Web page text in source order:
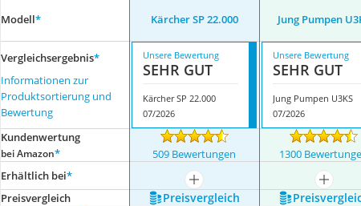
Modell* Kärcher SP 22.000 Jung Pumpen
Vergleichsergebnis*
Informationen zur
Produktsortierung und
Bewertung
Unsere Bewertung
SEHR GUT
Kärcher SP 22.000
07/2026
Unsere Bewertung
SEHR GUT
Jung Pumpen U3KS
07/2026
Kundenwertung
bei Amazon* 509 Bewertungen 1300
Erhältlich bei*
mehr anzeigen mehr
Preis­vergleich
Preis­vergleich